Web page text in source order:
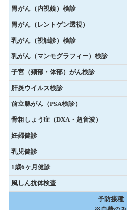
胃がん（内視鏡）検診
胃がん（レントゲン透視）
乳がん（視触診）検診
乳がん（マンモグラフィー）検診
子宮（頚部・体部）がん検診
肝炎ウイルス検診
前立腺がん（PSA検診）
骨粗しょう症（DXA・超音波）
妊婦健診
乳児健診
1歳6ヶ月健診
風しん抗体検査
予防接種